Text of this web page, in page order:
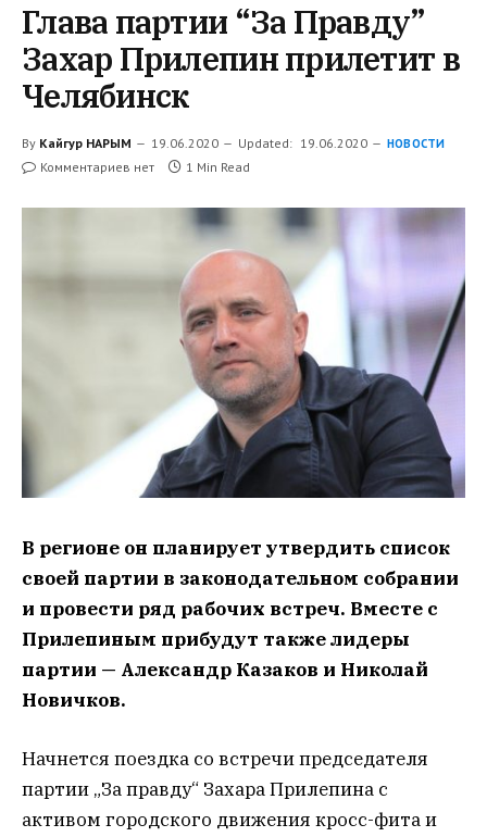
Глава партии “За Правду”
Захар Прилепин прилетит в
Челябинск
By Кайгур НАРЫМ 19.06.2020 Updated: 19.06.2020 НОВОСТИ
Комментариев нет 1 Min Read
В регионе он планирует утвердить список
своей партии в законодательном собрании
и провести ряд рабочих встреч. Вместе с
Прилепиным прибудут также лидеры
партии — Александр Казаков и Николай
Новичков.
Начнется поездка со встречи председателя
партии „За правду“ Захара Прилепина с
активом городского движения кросс-фита и